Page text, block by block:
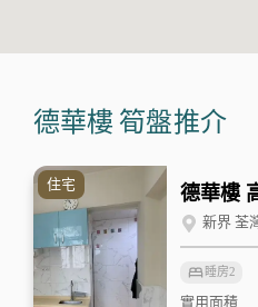
德華樓 筍盤推介
住宅 德華樓
新界 荃
睡房2
實用面積